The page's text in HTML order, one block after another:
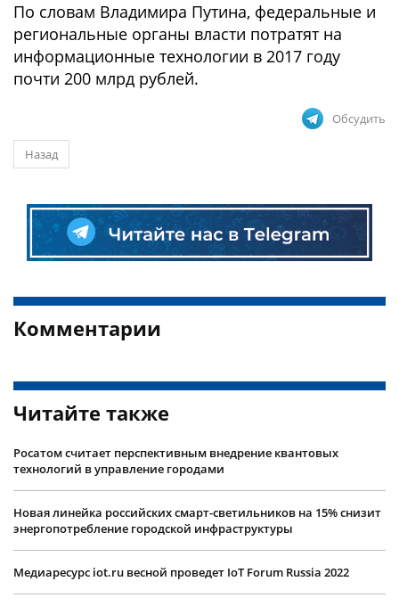
По словам Владимира Путина, федеральные и
региональные органы власти потратят на
информационные технологии в 2017 году
почти 200 млрд рублей.
Обсудить
Назад
Комментарии
Читайте также
Росатом считает перспективным внедрение квантовых
технологий в управление городами
Новая линейка российских смарт-светильников на 15% снизит
энергопотребление городской инфраструктуры
Медиаресурс iot.ru весной проведет IoT Forum Russia 2022